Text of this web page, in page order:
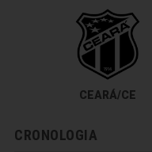
CEARÁ/CE
CRONOLOGIA